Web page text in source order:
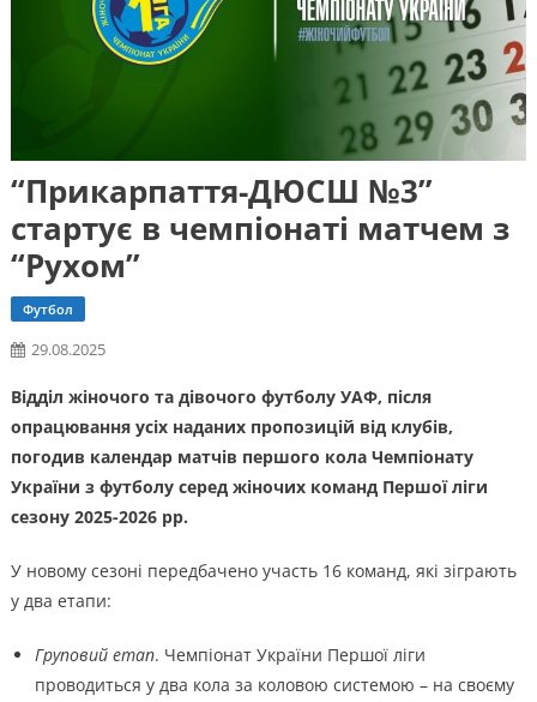
“Прикарпаття-ДЮСШ №3”
стартує в чемпіонаті матчем з
“Рухом”
Футбол
29.08.2025
Відділ жіночого та дівочого футболу УАФ, після
опрацювання усіх наданих пропозицій від клубів,
погодив календар матчів першого кола Чемпіонату
України з футболу серед жіночих команд Першої ліги
сезону 2025-2026 рр.
У новому сезоні передбачено участь 16 команд, які зіграють
у два етапи:
Груповий етап. Чемпіонат України Першої ліги
проводиться у два кола за коловою системою – на своєму